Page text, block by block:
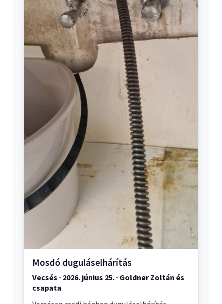
Mosdó duguláselhárítás
Vecsés · 2026. június 25. · Goldner Zoltán és
csapata